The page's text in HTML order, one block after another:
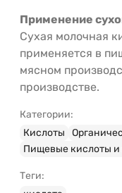
Применение
Сухая молочная
применяется в
мясном
производстве.
Категории:
Кислоты
Пищевые кислоты и
Теги: